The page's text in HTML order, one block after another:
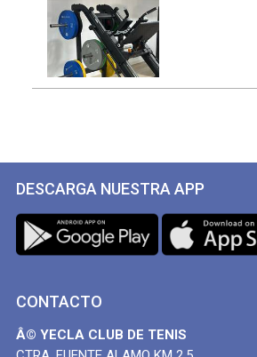
DESCARGA NUESTRA APP
CONTACTO
Â© YECLA CLUB DE TENIS